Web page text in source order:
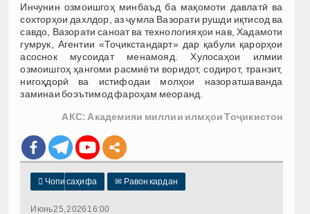
Инчунин озмоишгоҳ минбаъд ба мақомоти давлатӣ ва
сохторҳои дахлдор, аз ҷумла Вазорати рушди иқтисод ва
савдо, Вазорати саноат ва технологияҳои нав, Хадамоти
гумрук, Агентии «Тоҷикстандарт» дар қабули қарорҳои
асоснок мусоидат менамояд. Хулосаҳои илмии
озмоишгоҳ ҳангоми расмиёти воридот, содирот, транзит,
нигоҳдорӣ ва истифодаи молҳои назоратшаванда
заминаи боэътимод фароҳам меоранд.
АКС: Академияи миллии илмҳои Тоҷикистон
 Чопи саҳифа ✉ Равон кардан
Июнь 25, 2026 16:00